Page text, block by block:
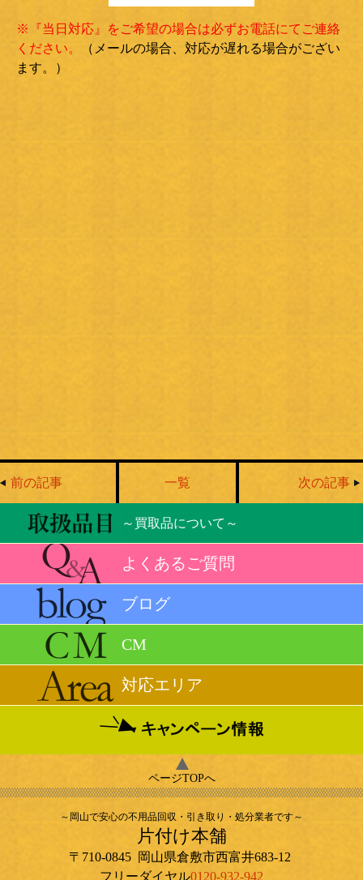
※『当日対応』をご希望の場合は必ずお電話にてご連絡
ください。
（メールの場合、対応が遅れる場合がござい
ます。）
前の記事 一覧 次の記事
～買取品について～
よくあるご質問
ブログ
CM
対応エリア
ページTOPへ
～岡山で安心の不用品回収・引き取り・処分業者です～
片付け本舗
〒710-0845 岡山県倉敷市西富井683-12
フリーダイヤル0120-932-942